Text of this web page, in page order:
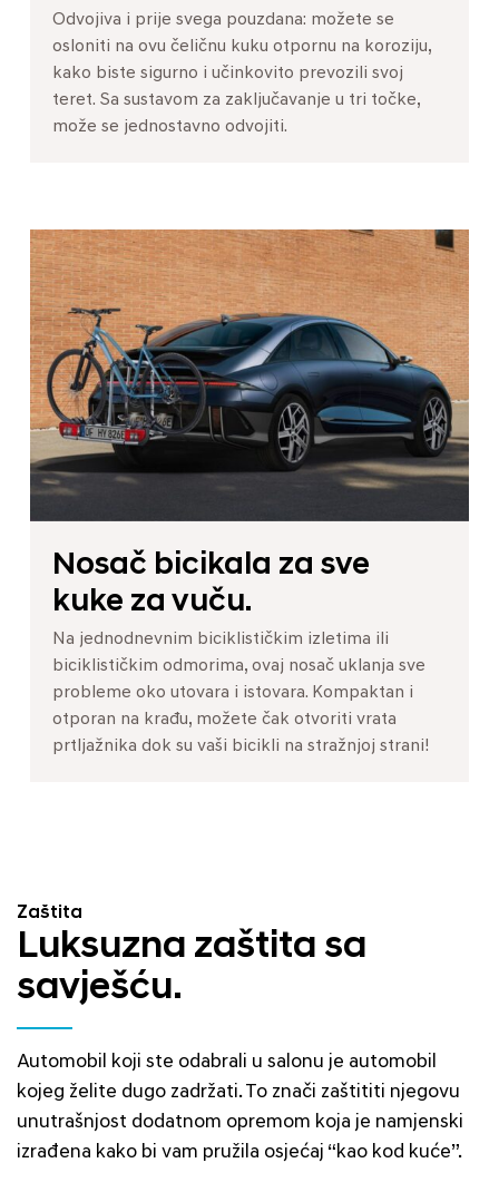
Odvojiva i prije svega pouzdana: možete se
osloniti na ovu čeličnu kuku otpornu na koroziju,
kako biste sigurno i učinkovito prevozili svoj
teret. Sa sustavom za zaključavanje u tri točke,
može se jednostavno odvojiti.
Nosač bicikala za sve
kuke za vuču.
Na jednodnevnim biciklističkim izletima ili
biciklističkim odmorima, ovaj nosač uklanja sve
probleme oko utovara i istovara. Kompaktan i
otporan na krađu, možete čak otvoriti vrata
prtljažnika dok su vaši bicikli na stražnjoj strani!
Zaštita
Luksuzna zaštita sa
savješću.
Automobil koji ste odabrali u salonu je automobil
kojeg želite dugo zadržati. To znači zaštititi njegovu
unutrašnjost dodatnom opremom koja je namjenski
izrađena kako bi vam pružila osjećaj “kao kod kuće”.